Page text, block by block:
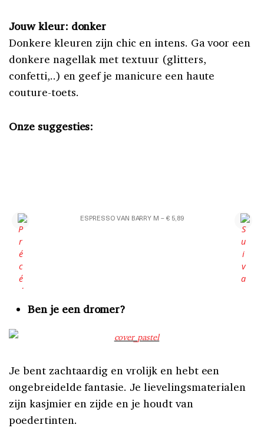
Jouw kleur: donker
Donkere kleuren zijn chic en intens. Ga voor een
donkere nagellak met textuur (glitters,
confetti,..) en geef je manicure een haute
couture-toets.
Onze suggesties:
ESPRESSO VAN BARRY M – € 5,89
Ben je een dromer?
Je bent zachtaardig en vrolijk en hebt een
ongebreidelde fantasie. Je lievelingsmaterialen
zijn kasjmier en zijde en je houdt van
poedertinten.